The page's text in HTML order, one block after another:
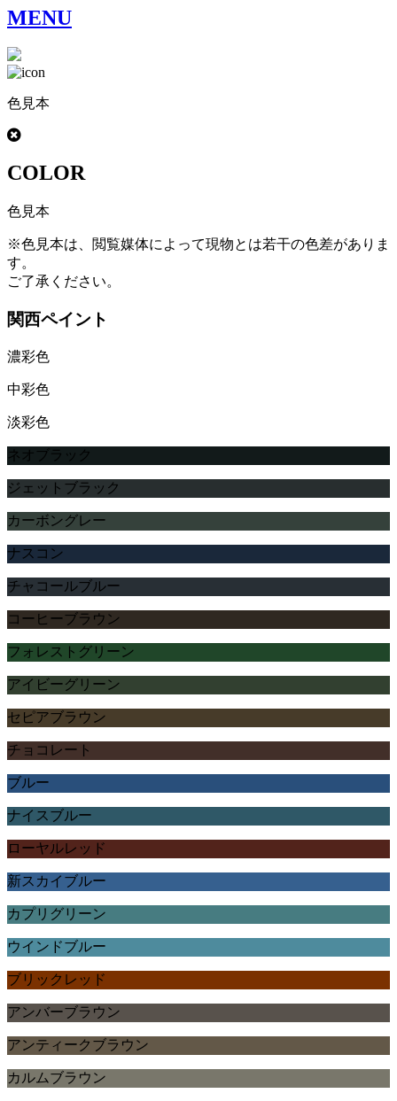
MENU
色見本
COLOR
色見本
※色見本は、閲覧媒体によって現物とは若干の色差がありま
す。
ご了承ください。
関西ペイント
濃彩色
中彩色
淡彩色
ネオブラック
ジェットブラック
カーボングレー
ナスコン
チャコールブルー
コーヒーブラウン
フォレストグリーン
アイビーグリーン
セピアブラウン
チョコレート
ブルー
ナイスブルー
ローヤルレッド
新スカイブルー
カプリグリーン
ウインドブルー
ブリックレッド
アンバーブラウン
アンティークブラウン
カルムブラウン